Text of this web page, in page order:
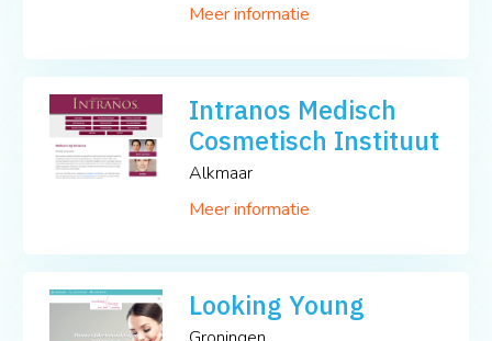
Meer informatie
Intranos Medisch
Cosmetisch Instituut
Alkmaar
Meer informatie
Looking Young